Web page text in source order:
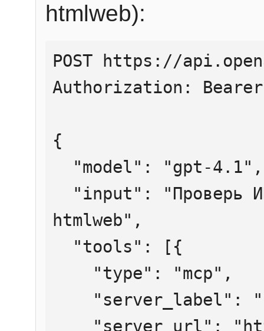
htmlweb):
POST https://
Authorization:
{
htmlweb",